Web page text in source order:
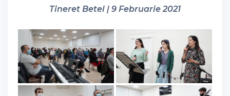
Tineret Betel | 9 Februarie 2021